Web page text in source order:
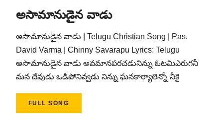
అసామానుడైన వాడు
అసామానుడైన వాడు | Telugu Christian Song | Pas.
David Varma | Chinny Savarapu Lyrics: Telugu
అసామానుడైన వాడు అవమానపరచడునిన్ను ఓటమిఎరుగనీ
మన దేవుడు ఒడిపోనివ్వడు నిన్ను ఘనకార్యాలెన్నో నీకై
FULL SONG